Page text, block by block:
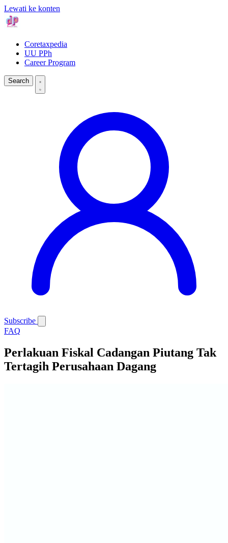
Lewati ke konten
Coretaxpedia
UU PPh
Career Program
Search
Subscribe
FAQ
Perlakuan Fiskal Cadangan Piutang Tak
Tertagih Perusahaan Dagang